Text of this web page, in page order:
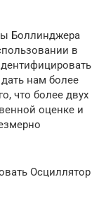
Боллинджера
в
нам более
что более двух
оценке и
Осциллятор